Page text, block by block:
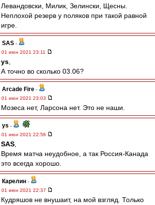
Левандовски, Милик, Зелински, Щесны.
Неплохой резерв у поляков при такой равной
игре.
SAS -
01 июн 2021 23:11
ys
А точно во сколько 03.06?
Arcade Fire -
01 июн 2021 23:03
Мозеса нет, Ларсона нет. Это не наши.
ys -
01 июн 2021 22:56
SAS
Время матча неудобное, а так Россия-Канада
это всегда хорошо.
Карелин -
01 июн 2021 22:37
Кудряшов не внушаит, на мой взгляд. Только